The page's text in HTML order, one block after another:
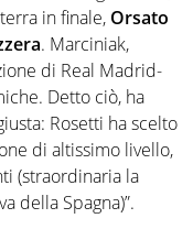
in finale, Orsato
. Marciniak,
di Real Madrid-
Detto ciò, ha
Rosetti ha scelto
di altissimo livello,
(straordinaria la
della Spagna)”.